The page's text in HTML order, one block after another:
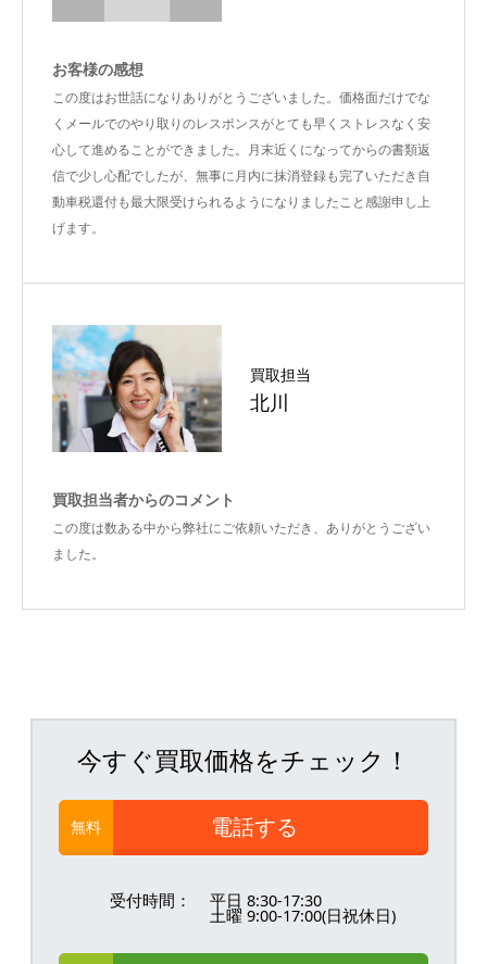
お客様の感想
この度はお世話になりありがとうございました。価格面だけでな
くメールでのやり取りのレスポンスがとても早くストレスなく安
心して進めることができました。月末近くになってからの書類返
信で少し心配でしたが、無事に月内に抹消登録も完了いただき自
動車税還付も最大限受けられるようになりましたこと感謝申し上
げます。
買取担当
北川
買取担当者からのコメント
この度は数ある中から弊社にご依頼いただき、ありがとうござい
ました。
今すぐ買取価格をチェック！
無料 電話する
受付時間： 平日 8:30-17:30
土曜 9:00-17:00(日祝休日)